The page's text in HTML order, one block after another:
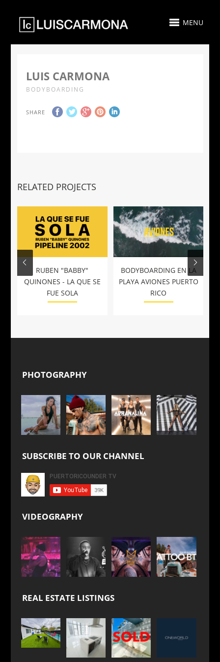
MENU
LUIS CARMONA
BODYBOARDING
SHARE
RELATED PROJECTS
RUBEN "BABBY"
QUINONES - LA QUE SE
FUE SOLA
BODYBOARDING EN LA
PLAYA AVIONES PUERTO
RICO
PHOTOGRAPHY
SUBSCRIBE TO OUR CHANNEL
VIDEOGRAPHY
REAL ESTATE LISTINGS